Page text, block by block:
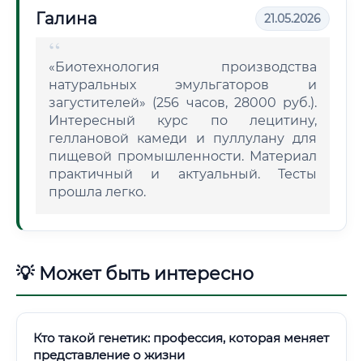
Галина 21.05.2026
«Биотехнология производства
натуральных эмульгаторов и
загустителей» (256 часов, 28000 руб.).
Интересный курс по лецитину,
геллановой камеди и пуллулану для
пищевой промышленности. Материал
практичный и актуальный. Тесты
прошла легко.
💡 Может быть интересно
Кто такой генетик: профессия, которая меняет
представление о жизни